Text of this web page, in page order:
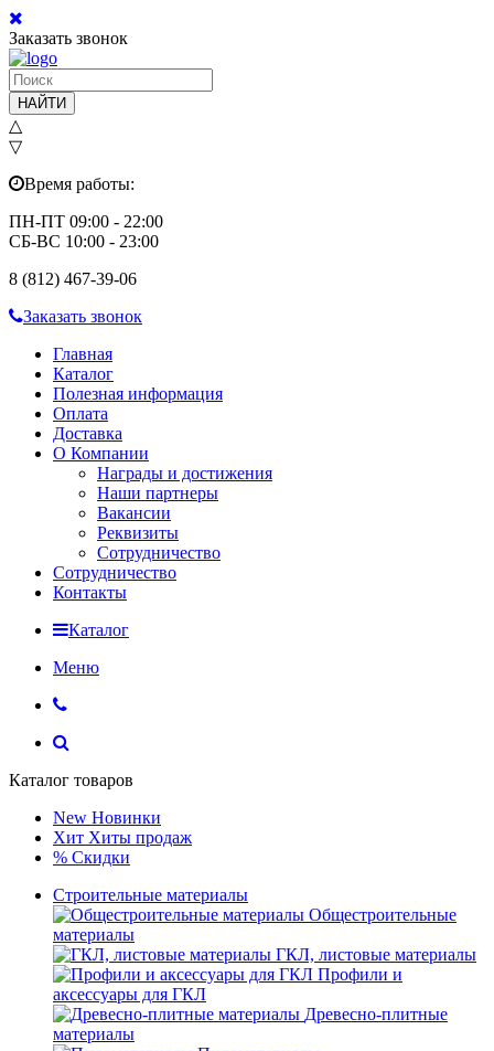
Заказать звонок
НАЙТИ
△
▽
Время работы:
ПН-ПТ 09:00 - 22:00
СБ-ВС 10:00 - 23:00
8 (812) 467-39-06
Заказать звонок
Главная
Каталог
Полезная информация
Оплата
Доставка
О Компании
Награды и достижения
Наши партнеры
Вакансии
Реквизиты
Сотрудничество
Сотрудничество
Контакты
Каталог
Меню
Каталог товаров
New Новинки
Хит Хиты продаж
% Скидки
Строительные материалы
Общестроительные
материалы
ГКЛ, листовые материалы
Профили и
аксессуары для ГКЛ
Древесно-плитные
материалы